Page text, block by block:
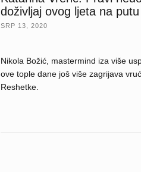
doživljaj ovog ljeta na
SRP 13, 2020
Nikola Božić, mastermind iza više
ove tople dane još više zagrijava
Reshetke.